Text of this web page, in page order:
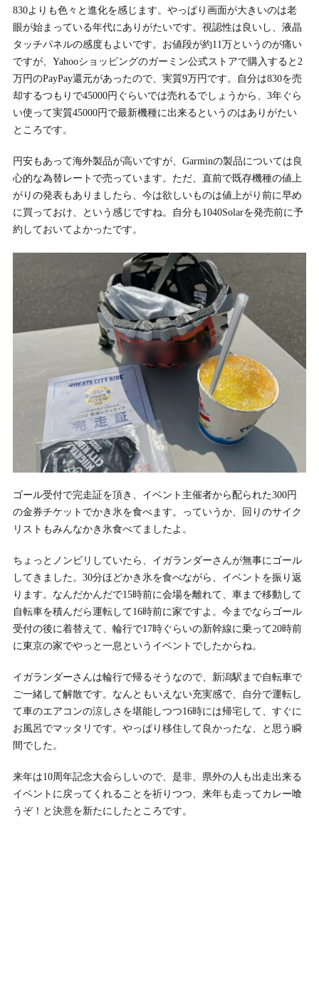
830よりも色々と進化を感じます。やっぱり画面が大きいのは老
眼が始まっている年代にありがたいです。視認性は良いし、液晶
タッチパネルの感度もよいです。お値段が約11万というのが痛い
ですが、Yahooショッピングのガーミン公式ストアで購入すると2
万円のPayPay還元があったので、実質9万円です。自分は830を売
却するつもりで45000円ぐらいでは売れるでしょうから、3年ぐら
い使って実質45000円で最新機種に出来るというのはありがたい
ところです。
円安もあって海外製品が高いですが、Garminの製品については良
心的な為替レートで売っています。ただ、直前で既存機種の値上
がりの発表もありましたら、今は欲しいものは値上がり前に早め
に買っておけ、という感じですね。自分も1040Solarを発売前に予
約しておいてよかったです。
ゴール受付で完走証を頂き、イベント主催者から配られた300円
の金券チケットでかき氷を食べます。っていうか、回りのサイク
リストもみんなかき氷食べてましたよ。
ちょっとノンビリしていたら、イガランダーさんが無事にゴール
してきました。30分ほどかき氷を食べながら、イベントを振り返
ります。なんだかんだで15時前に会場を離れて、車まで移動して
自転車を積んだら運転して16時前に家ですよ。今までならゴール
受付の後に着替えて、輪行で17時ぐらいの新幹線に乗って20時前
に東京の家でやっと一息というイベントでしたからね。
イガランダーさんは輪行で帰るそうなので、新潟駅まで自転車で
ご一緒して解散です。なんともいえない充実感で、自分で運転し
て車のエアコンの涼しさを堪能しつつ16時には帰宅して、すぐに
お風呂でマッタリです。やっぱり移住して良かったな、と思う瞬
間でした。
来年は10周年記念大会らしいので、是非、県外の人も出走出来る
イベントに戻ってくれることを祈りつつ、来年も走ってカレー喰
うぞ！と決意を新たにしたところです。